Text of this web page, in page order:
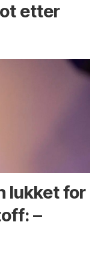
etter
lukket for
–